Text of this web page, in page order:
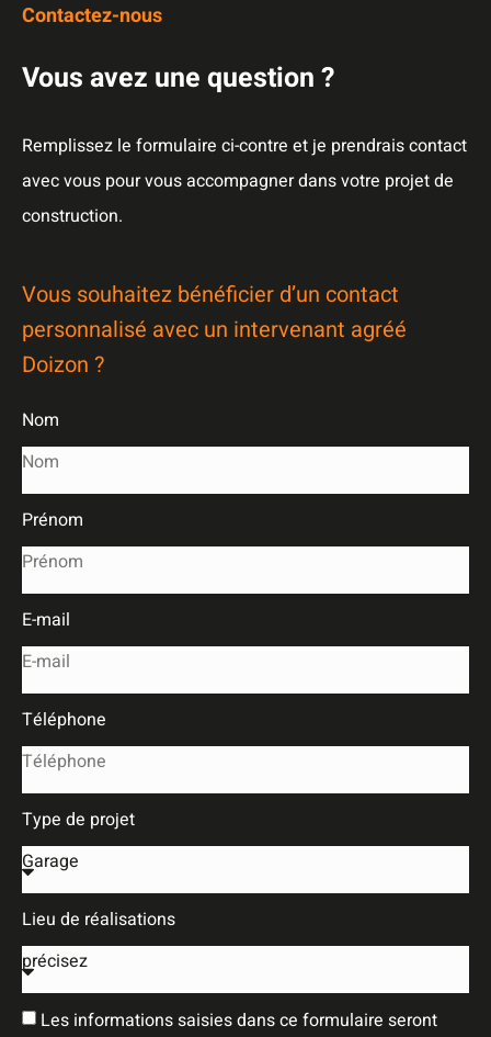
Contactez-nous
Vous avez une question ?
Remplissez le formulaire ci-contre et je prendrais contact
avec vous pour vous accompagner dans votre projet de
construction.
Vous souhaitez bénéficier d’un contact
personnalisé avec un intervenant agréé
Doizon ?
Nom
Prénom
E-mail
Téléphone
Type de projet
Lieu de réalisations
Les informations saisies dans ce formulaire seront